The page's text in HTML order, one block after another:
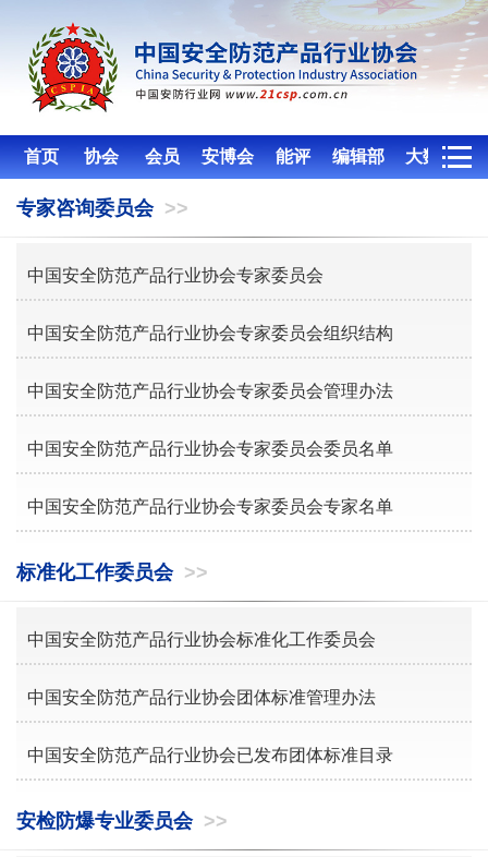
首页 协会 会员 安博会 能评 编辑部 大数据服
专家咨询委员会 >>
中国安全防范产品行业协会专家委员会
中国安全防范产品行业协会专家委员会组织结构
中国安全防范产品行业协会专家委员会管理办法
中国安全防范产品行业协会专家委员会委员名单
中国安全防范产品行业协会专家委员会专家名单
标准化工作委员会 >>
中国安全防范产品行业协会标准化工作委员会
中国安全防范产品行业协会团体标准管理办法
中国安全防范产品行业协会已发布团体标准目录
安检防爆专业委员会 >>